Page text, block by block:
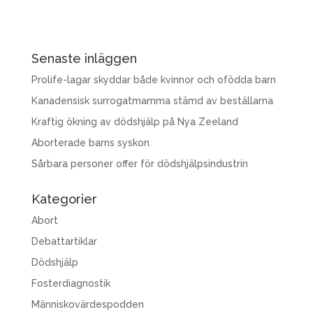
Senaste inläggen
Prolife-lagar skyddar både kvinnor och ofödda barn
Kanadensisk surrogatmamma stämd av beställarna
Kraftig ökning av dödshjälp på Nya Zeeland
Aborterade barns syskon
Sårbara personer offer för dödshjälpsindustrin
Kategorier
Abort
Debattartiklar
Dödshjälp
Fosterdiagnostik
Människovärdespodden